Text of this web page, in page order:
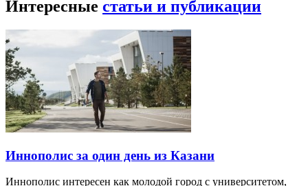
Интересные статьи и публикации
Иннополис за один день из Казани
Иннополис интересен как молодой город с университетом,